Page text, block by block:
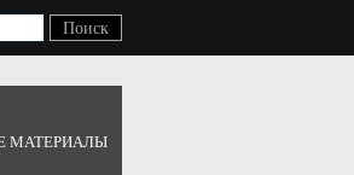
МАТЕРИАЛЫ